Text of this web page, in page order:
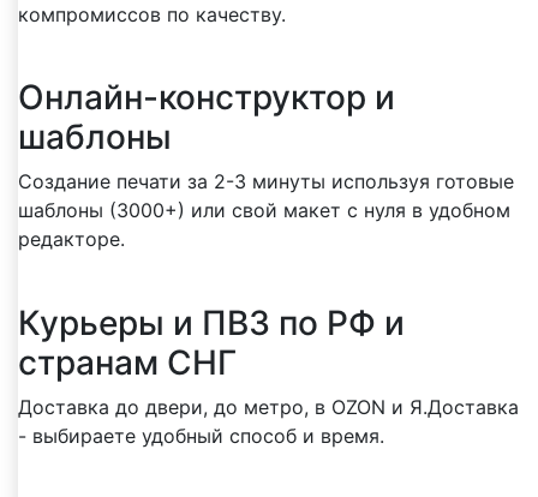
компромиссов по качеству.
Онлайн-конструктор и
шаблоны
Создание печати за 2-3 минуты используя готовые
шаблоны (3000+) или свой макет с нуля в удобном
редакторе.
Курьеры и ПВЗ по РФ и
странам СНГ
Доставка до двери, до метро, в OZON и Я.Доставка
- выбираете удобный способ и время.